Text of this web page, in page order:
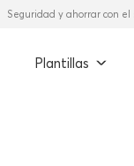
Seguridad y ahorrar con el
Plantillas